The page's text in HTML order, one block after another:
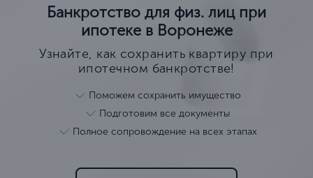
Банкротство для физ. лиц при
ипотеке в Воронеже
Узнайте, как сохранить квартиру при
ипотечном банкротстве!
Поможем сохранить имущество
Подготовим все документы
Полное сопровождение на всех этапах